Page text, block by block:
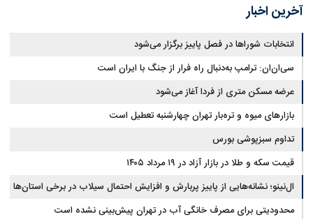
آخرین اخبار
انتخابات شوراها در فصل پاییز برگزار می‌شود
سی‌ان‌ان: ترامپ به‌دنبال راه فرار از جنگ با ایران است
عرضه مسکن متری از فردا آغاز می‌شود
بازارهای میوه و تره‌بار تهران چهارشنبه تعطیل است
تداوم سبزپوشی بورس
قیمت سکه و طلا در بازار آزاد در ۱۹ مرداد ۱۴۰۵
ال‌نینو؛ نشانه‌هایی از پاییز پربارش و افزایش احتمال سیلاب در برخی استان‌ها
محدودیتی برای مصرف خانگی آب در تهران پیش‌بینی نشده است